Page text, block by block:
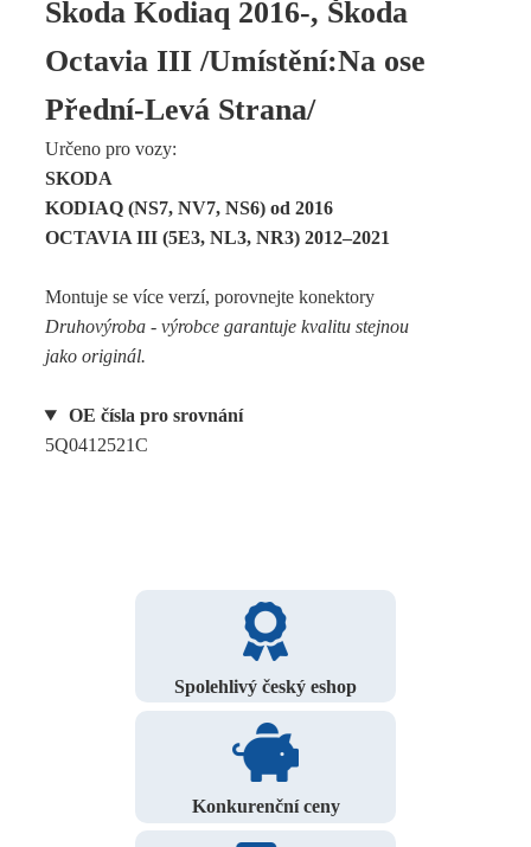
Skoda Kodiaq 2016-, Škoda
Octavia III /Umístění:Na ose
Přední-Levá Strana/
Určeno pro vozy:
SKODA
KODIAQ (NS7, NV7, NS6) od 2016
OCTAVIA III (5E3, NL3, NR3) 2012–2021
Montuje se více verzí, porovnejte konektory
Druhovýroba - výrobce garantuje kvalitu stejnou
jako originál.
OE čísla pro srovnání
5Q0412521C
Spolehlivý český eshop
Konkurenční ceny